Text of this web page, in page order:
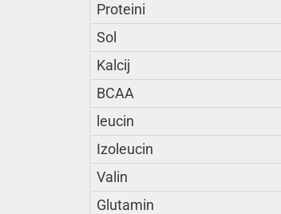
Proteini
Sol
Kalcij
BCAA
leucin
Izoleucin
Valin
Glutamin